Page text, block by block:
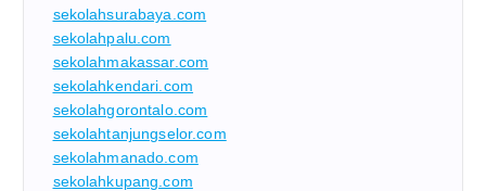
sekolahsurabaya.com
sekolahpalu.com
sekolahmakassar.com
sekolahkendari.com
sekolahgorontalo.com
sekolahtanjungselor.com
sekolahmanado.com
sekolahkupang.com